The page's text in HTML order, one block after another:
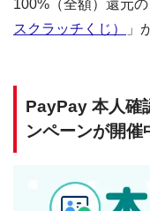
100%（全額）還元の
スクラッチくじ）
」
PayPay 本人確
ンペーンが開